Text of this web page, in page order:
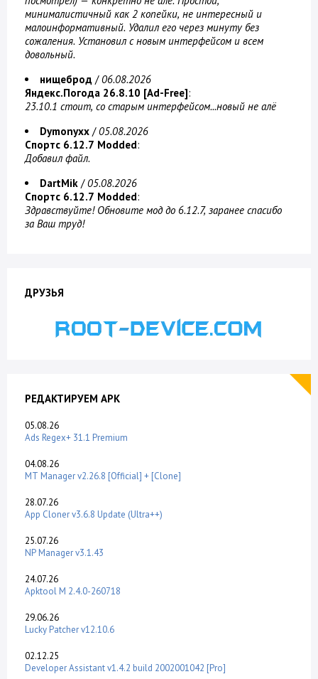
минималистичный как 2 копейки, не интересный и
малоинформативный. Удалил его через минуту без
сожаления. Установил с новым интерфейсом и всем
довольный.
нищеброд /06.08.2026
Яндекс.Погода 26.8.10 [Ad-Free]:
23.10.1 стоит, со старым интерфейсом...новый не алё
Dymonyxx /05.08.2026
Спортс 6.12.7 Modded:
Добавил файл.
DartMik /05.08.2026
Спортс 6.12.7 Modded:
Здравствуйте! Обновите мод до 6.12.7, заранее спасибо
за Ваш труд!
ДРУЗЬЯ
РЕДАКТИРУЕМ APK
05.08.26
Ads Regex+ 31.1 Premium
04.08.26
MT Manager v2.26.8 [Official] + [Clone]
28.07.26
App Cloner v3.6.8 Update (Ultra++)
25.07.26
NP Manager v3.1.43
24.07.26
Apktool M 2.4.0-260718
29.06.26
Lucky Patcher v12.10.6
02.12.25
Developer Assistant v1.4.2 build 2002001042 [Pro]